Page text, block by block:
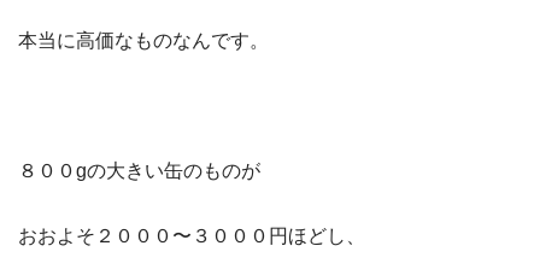
本当に高価なものなんです。
８００gの大きい缶のものが
おおよそ２０００〜３０００円ほどし、